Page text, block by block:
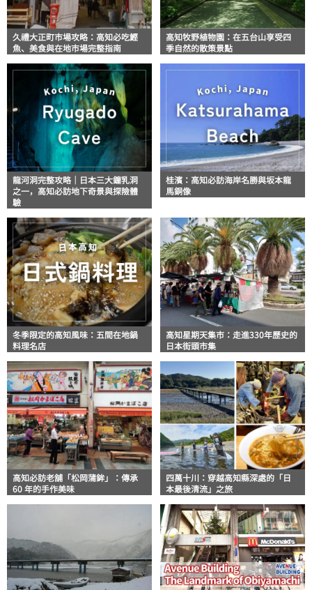
久禮大正町市場攻略：高知必吃鰹
魚、美食與在地市場完整指南
高知牧野植物園：在五台山享受四
季自然的散策景點
龍河洞完整攻略｜日本三大鐘乳洞
之一，高知必訪地下奇景與探險體
驗
桂濱：高知必訪海岸名勝與坂本龍
馬銅像
冬季限定的高知風味：五間在地鍋
料理名店
高知星期天集市：走進330年歷史的
日本街頭市集
高知必訪老舖「松岡蒲鉾」：傳承
60 年的手作美味
四萬十川：穿越高知縣深處的「日
本最後清流」之旅